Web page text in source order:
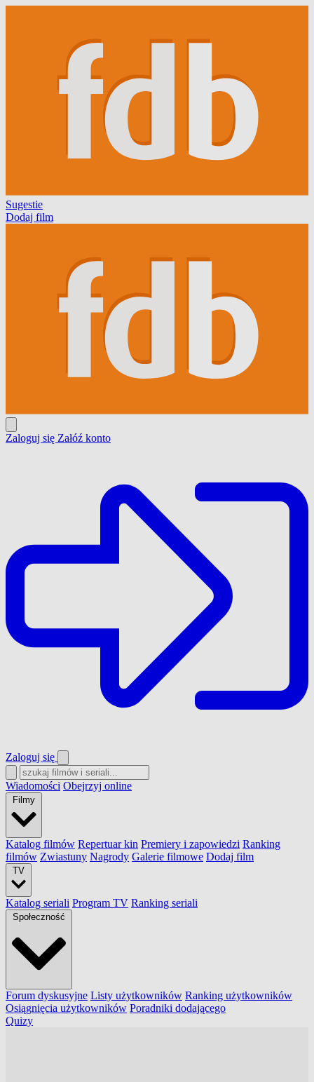
Sugestie
Dodaj film
Zaloguj się Załóź konto
Zaloguj się
Wiadomości Obejrzyj online
Filmy
Katalog filmów Repertuar kin Premiery i zapowiedzi Ranking
filmów Zwiastuny Nagrody Galerie filmowe Dodaj film
TV
Katalog seriali Program TV Ranking seriali
Społeczność
Forum dyskusyjne Listy użytkowników Ranking użytkowników
Osiągnięcia użytkowników Poradniki dodającego
Quizy